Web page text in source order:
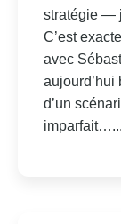
stratégie —
C’est
avec
d’un
imparfait…...